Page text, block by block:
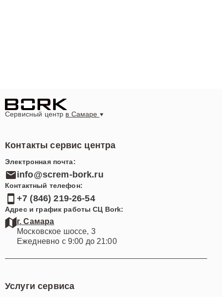
Сервисный центр в Самаре
Контакты сервис центра
Электронная почта:
info@screm-bork.ru
Контактный телефон:
+7 (846) 219-26-54
Адрес и график работы СЦ Bork:
г. Самара
Московское шоссе, 3
Ежедневно с 9:00 до 21:00
Услуги сервиса